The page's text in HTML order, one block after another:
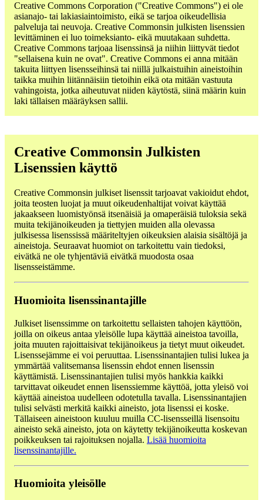
Creative Commons Corporation ("Creative Commons") ei ole
asianajo- tai lakiasiaintoimisto, eikä se tarjoa oikeudellisia
palveluja tai neuvoja. Creative Commonsin julkisten lisenssien
levittäminen ei luo toimeksianto- eikä muutakaan suhdetta.
Creative Commons tarjoaa lisenssinsä ja niihin liittyvät tiedot
"sellaisena kuin ne ovat". Creative Commons ei anna mitään
takuita liittyen lisensseihinsä tai niillä julkaistuihin aineistoihin
taikka muihin liitännäisiin tietoihin eikä ota mitään vastuuta
vahingoista, jotka aiheutuvat niiden käytöstä, siinä määrin kuin
laki tällaisen määräyksen sallii.
Creative Commonsin Julkisten
Lisenssien käyttö
Creative Commonsin julkiset lisenssit tarjoavat vakioidut ehdot,
joita teosten luojat ja muut oikeudenhaltijat voivat käyttää
jakaakseen luomistyönsä itsenäisiä ja omaperäisiä tuloksia sekä
muita tekijänoikeuden ja tiettyjen muiden alla olevassa
julkisessa lisenssissä määriteltyjen oikeuksien alaisia sisältöjä ja
aineistoja. Seuraavat huomiot on tarkoitettu vain tiedoksi,
eivätkä ne ole tyhjentäviä eivätkä muodosta osaa
lisensseistämme.
Huomioita lisenssinantajille
Julkiset lisenssimme on tarkoitettu sellaisten tahojen käyttöön,
joilla on oikeus antaa yleisölle lupa käyttää aineistoa tavoilla,
joita muuten rajoittaisivat tekijänoikeus ja tietyt muut oikeudet.
Lisenssejämme ei voi peruuttaa. Lisenssinantajien tulisi lukea ja
ymmärtää valitsemansa lisenssin ehdot ennen lisenssin
käyttämistä. Lisenssinantajien tulisi myös hankkia kaikki
tarvittavat oikeudet ennen lisenssiemme käyttöä, jotta yleisö voi
käyttää aineistoa uudelleen odotetulla tavalla. Lisenssinantajien
tulisi selvästi merkitä kaikki aineisto, jota lisenssi ei koske.
Tällaiseen aineistoon kuuluu muilla CC-lisensseillä lisensoitu
aineisto sekä aineisto, jota on käytetty tekijänoikeutta koskevan
poikkeuksen tai rajoituksen nojalla. Lisää huomioita
lisenssinantajille.
Huomioita yleisölle